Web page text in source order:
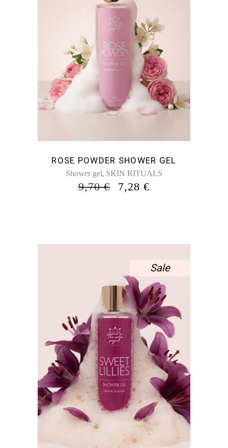
ROSE POWDER SHOWER GEL
Shower gel, SKIN RITUALS
9,70€
ORIGINAL
7,28€
Sale